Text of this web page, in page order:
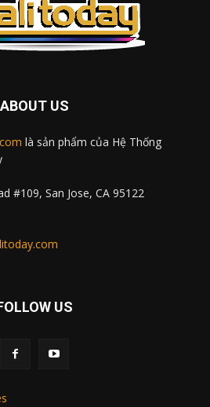
ABOUT US
là sản phẩm của Hệ Thống
#109, San Jose, CA 95122
US